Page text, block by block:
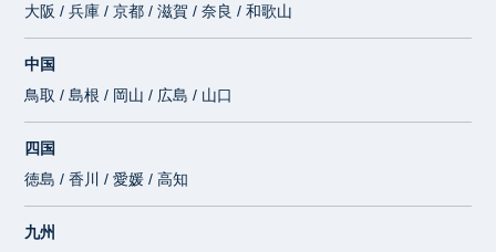
大阪 / 兵庫 / 京都 / 滋賀 / 奈良 / 和歌山
中国
鳥取 / 島根 / 岡山 / 広島 / 山口
四国
徳島 / 香川 / 愛媛 / 高知
九州